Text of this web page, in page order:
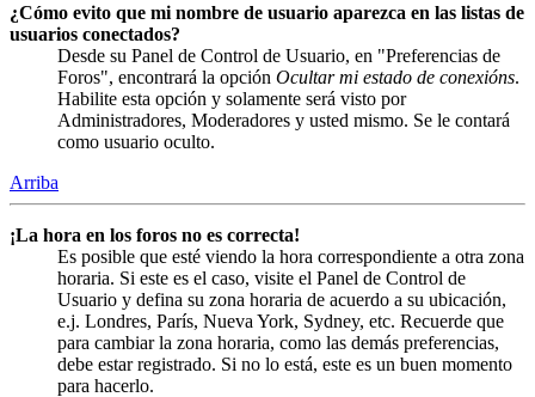
¿Cómo evito que mi nombre de usuario aparezca en las listas de
usuarios conectados?
Desde su Panel de Control de Usuario, en "Preferencias de
Foros", encontrará la opción Ocultar mi estado de conexións.
Habilite esta opción y solamente será visto por
Administradores, Moderadores y usted mismo. Se le contará
como usuario oculto.
Arriba
¡La hora en los foros no es correcta!
Es posible que esté viendo la hora correspondiente a otra zona
horaria. Si este es el caso, visite el Panel de Control de
Usuario y defina su zona horaria de acuerdo a su ubicación,
e.j. Londres, París, Nueva York, Sydney, etc. Recuerde que
para cambiar la zona horaria, como las demás preferencias,
debe estar registrado. Si no lo está, este es un buen momento
para hacerlo.